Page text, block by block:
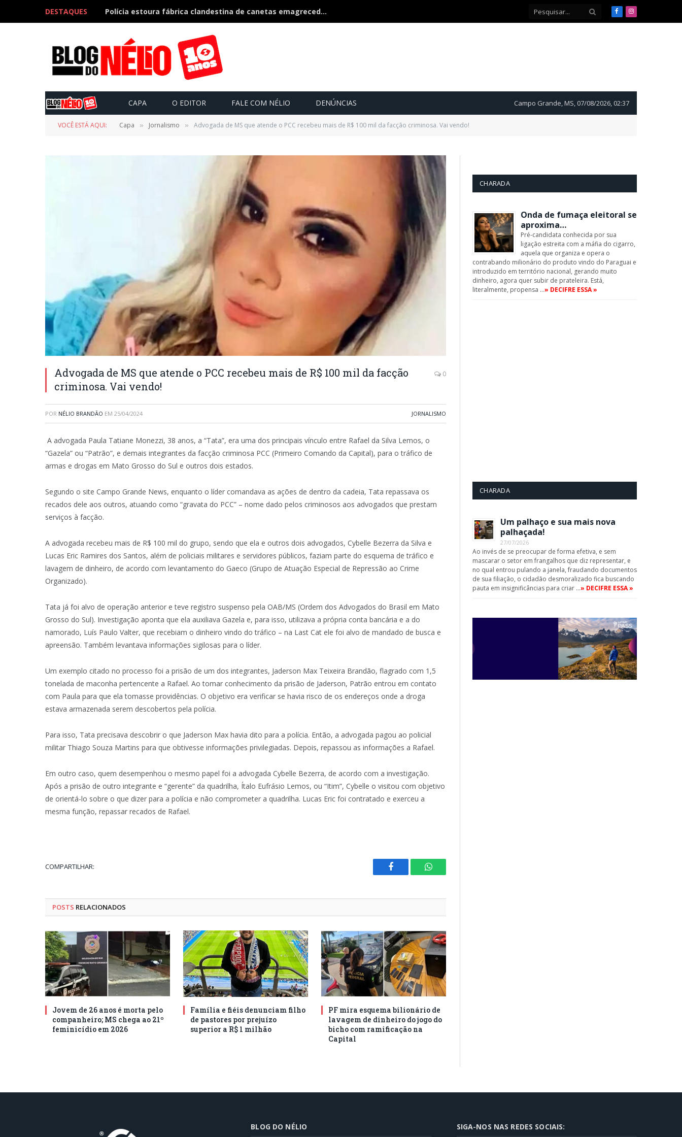
DESTAQUES Polícia estoura fábrica clandestina de canetas emagrecedoras é fechada na fronteira FacebookInstagram
CAPA O EDITOR FALE COM NÉLIO DENÚNCIAS Campo Grande, MS, 07/08/2026, 02:37
VOCÊ ESTÁ AQUI: Capa » Jornalismo » Advogada de MS que atende o PCC recebeu mais de R$ 100 mil da facção criminosa. Vai vendo!
Advogada de MS que atende o PCC recebeu mais de R$ 100 mil da facção
criminosa. Vai vendo!
0
POR NÉLIO BRANDÃO EM 25/04/2024 JORNALISMO
A advogada Paula Tatiane Monezzi, 38 anos, a “Tata”, era uma dos principais vínculo entre Rafael da Silva Lemos, o
“Gazela” ou “Patrão”, e demais integrantes da facção criminosa PCC (Primeiro Comando da Capital), para o tráfico de
armas e drogas em Mato Grosso do Sul e outros dois estados.
Segundo o site Campo Grande News, enquanto o líder comandava as ações de dentro da cadeia, Tata repassava os
recados dele aos outros, atuando como “gravata do PCC” – nome dado pelos criminosos aos advogados que prestam
serviços à facção.
A advogada recebeu mais de R$ 100 mil do grupo, sendo que ela e outros dois advogados, Cybelle Bezerra da Silva e
Lucas Eric Ramires dos Santos, além de policiais militares e servidores públicos, faziam parte do esquema de tráfico e
lavagem de dinheiro, de acordo com levantamento do Gaeco (Grupo de Atuação Especial de Repressão ao Crime
Organizado).
Tata já foi alvo de operação anterior e teve registro suspenso pela OAB/MS (Ordem dos Advogados do Brasil em Mato
Grosso do Sul). Investigação aponta que ela auxiliava Gazela e, para isso, utilizava a própria conta bancária e a do
namorado, Luís Paulo Valter, que recebiam o dinheiro vindo do tráfico – na Last Cat ele foi alvo de mandado de busca e
apreensão. Também levantava informações sigilosas para o líder.
Um exemplo citado no processo foi a prisão de um dos integrantes, Jaderson Max Teixeira Brandão, flagrado com 1,5
tonelada de maconha pertencente a Rafael. Ao tomar conhecimento da prisão de Jaderson, Patrão entrou em contato
com Paula para que ela tomasse providências. O objetivo era verificar se havia risco de os endereços onde a droga
estava armazenada serem descobertos pela polícia.
Para isso, Tata precisava descobrir o que Jaderson Max havia dito para a polícia. Então, a advogada pagou ao policial
militar Thiago Souza Martins para que obtivesse informações privilegiadas. Depois, repassou as informações a Rafael.
Em outro caso, quem desempenhou o mesmo papel foi a advogada Cybelle Bezerra, de acordo com a investigação.
Após a prisão de outro integrante e “gerente” da quadrilha, Ítalo Eufrásio Lemos, ou “Itim”, Cybelle o visitou com objetivo
de orientá-lo sobre o que dizer para a polícia e não comprometer a quadrilha. Lucas Eric foi contratado e exerceu a
mesma função, repassar recados de Rafael.
COMPARTILHAR:
Facebook WhatsApp
POSTS RELACIONADOS
Jovem de 26 anos é morta pelo
companheiro; MS chega ao 21º
feminicídio em 2026
Família e fiéis denunciam filho
de pastores por prejuízo
superior a R$ 1 milhão
PF mira esquema bilionário de
lavagem de dinheiro do jogo do
bicho com ramificação na
Capital
CHARADA
Onda de fumaça eleitoral se
aproxima…
Pré-candidata conhecida por sua
ligação estreita com a máfia do cigarro,
aquela que organiza e opera o
contrabando milionário do produto vindo do Paraguai e
introduzido em território nacional, gerando muito
dinheiro, agora quer subir de prateleira. Está,
literalmente, propensa …» DECIFRE ESSA »
CHARADA
Um palhaço e sua mais nova
palhaçada!
27/07/2026
Ao invés de se preocupar de forma efetiva, e sem
mascarar o setor em frangalhos que diz representar, e
no qual entrou pulando a janela, fraudando documentos
de sua filiação, o cidadão desmoralizado fica buscando
pauta em insignificâncias para criar …» DECIFRE ESSA »
BLOG DO NÉLIO SIGA-NOS NAS REDES SOCIAIS: